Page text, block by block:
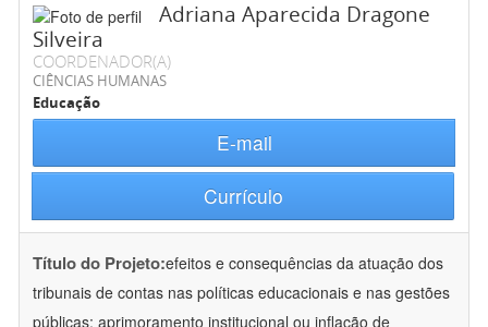
Adriana Aparecida Dragone
Silveira
COORDENADOR(A)
CIÊNCIAS HUMANAS
Educação
E-mail
Currículo
Título do Projeto:efeitos e consequências da atuação dos
tribunais de contas nas políticas educacionais e nas gestões
públicas: aprimoramento institucional ou inflação de